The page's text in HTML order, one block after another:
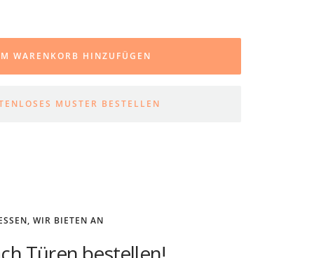
WARENKORB HINZUFÜGEN
MUSTER BESTELLEN